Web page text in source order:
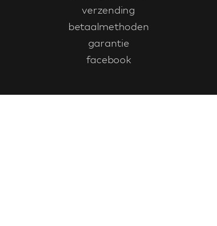
verzending
betaalmethoden
garantie
facebook
Klantenservice